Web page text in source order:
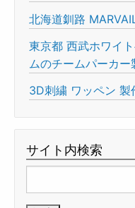
北海道釧路
東京都 西武ホワイ
ムのチームパーカー
3D刺繍 ワッペン 製
サイト内検索
索: